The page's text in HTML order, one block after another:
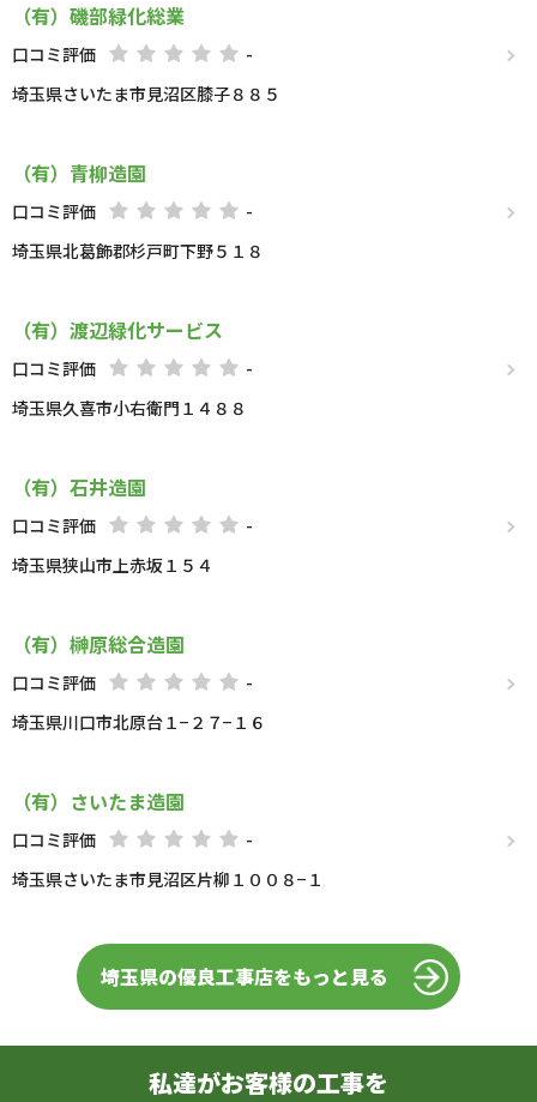
（有）磯部緑化総業
口コミ評価
-
埼玉県さいたま市見沼区膝子８８５
（有）青柳造園
口コミ評価
-
埼玉県北葛飾郡杉戸町下野５１８
（有）渡辺緑化サービス
口コミ評価
-
埼玉県久喜市小右衛門１４８８
（有）石井造園
口コミ評価
-
埼玉県狭山市上赤坂１５４
（有）榊原総合造園
口コミ評価
-
埼玉県川口市北原台１−２７−１６
（有）さいたま造園
口コミ評価
-
埼玉県さいたま市見沼区片柳１００８−１
埼玉県の優良工事店をもっと見る
私達がお客様の工事を